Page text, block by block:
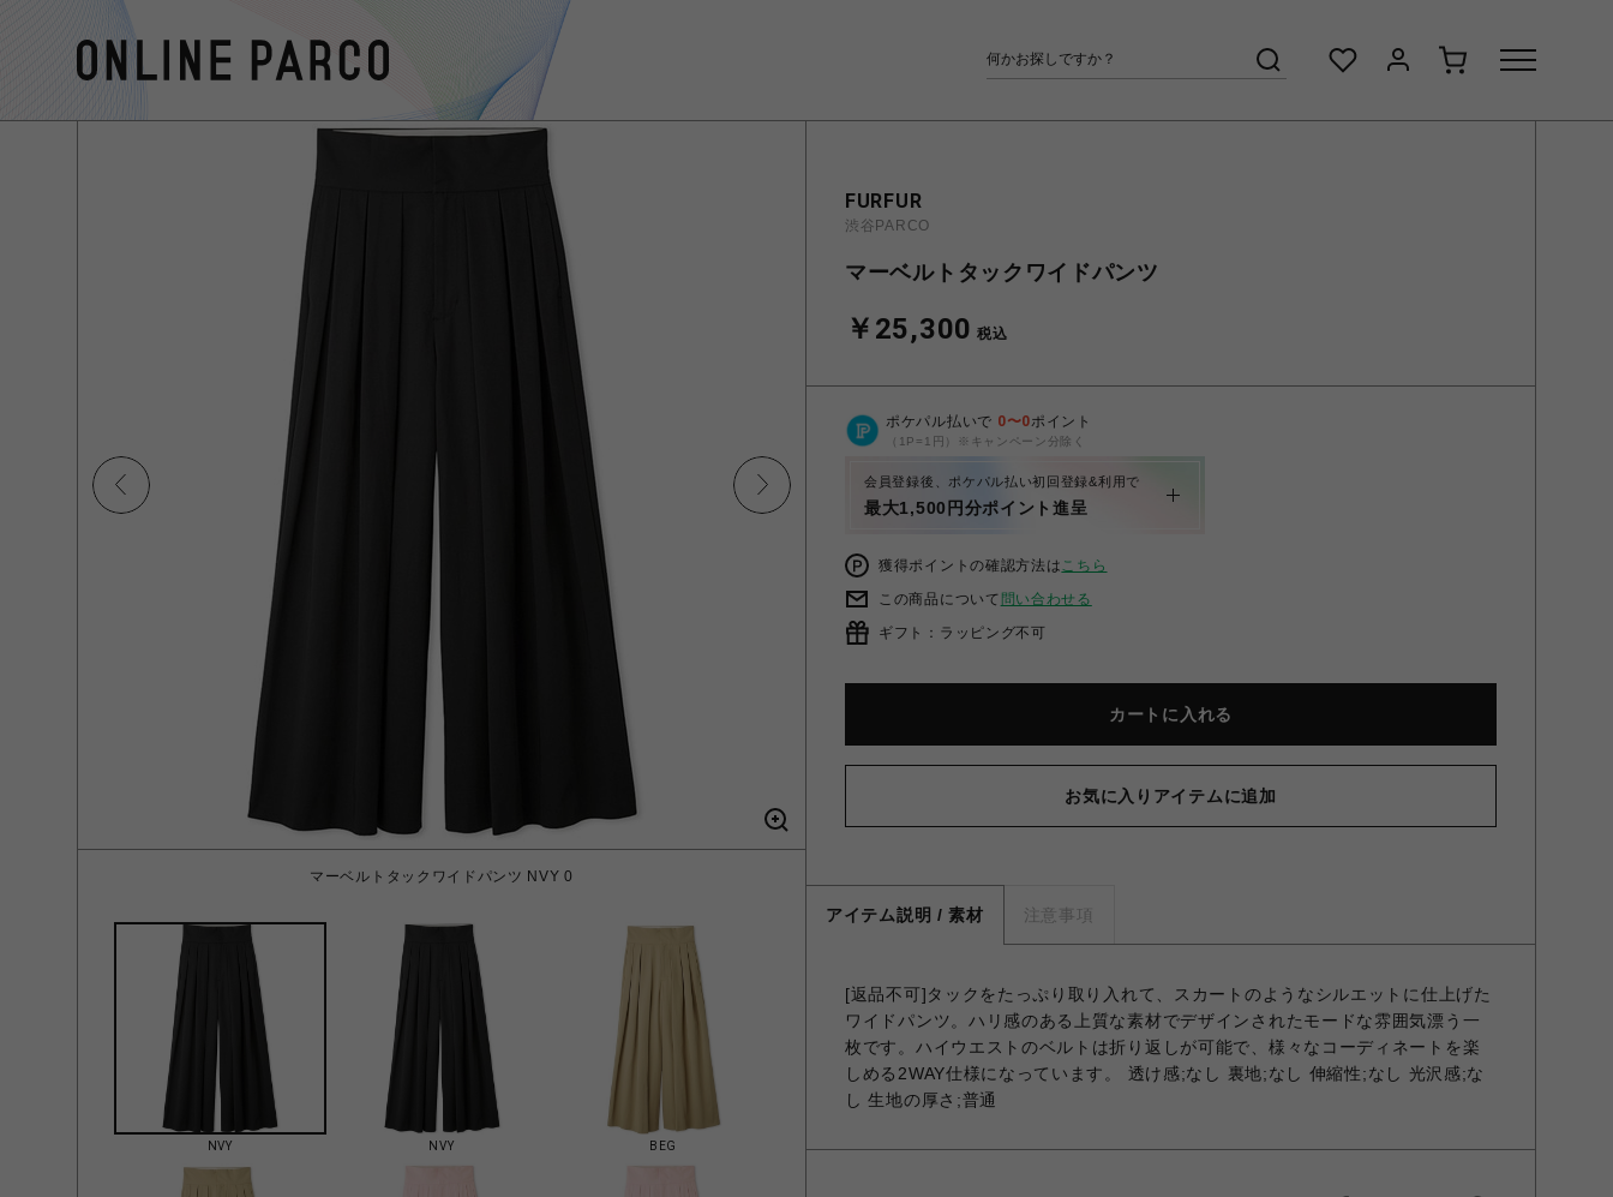
マーベルトタックワイドパンツ NVY 0
NVY NVY BEG
FURFUR
渋谷PARCO
マーベルトタックワイドパンツ
￥25,300 税込
ポケパル払いで 0〜0ポイント
（1P=1円）※キャンペーン分除く
会員登録後、ポケパル払い初回登録&利用で
最大1,500円分ポイント進呈
獲得ポイントの確認方法はこちら
この商品について 問い合わせる
ギフト：ラッピング不可
カートに入れる
お気に入りアイテムに追加
アイテム説明 / 素材 注意事項
[返品不可]タックをたっぷり取り入れて、スカートのようなシルエットに仕上げた
ワイドパンツ。ハリ感のある上質な素材でデザインされたモードな雰囲気漂う一
枚です。ハイウエストのベルトは折り返しが可能で、様々なコーディネートを楽
しめる2WAY仕様になっています。 透け感;なし 裏地;なし 伸縮性;なし 光沢感;な
し 生地の厚さ;普通